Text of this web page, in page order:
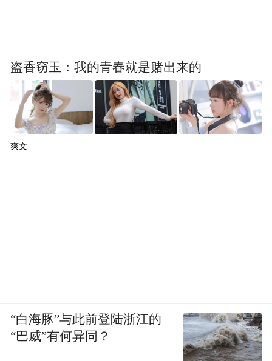
盗香窃玉：我的青春就是赌出来的
爽文
“白海豚”与此前登陆浙江的
“巴威”有何异同？